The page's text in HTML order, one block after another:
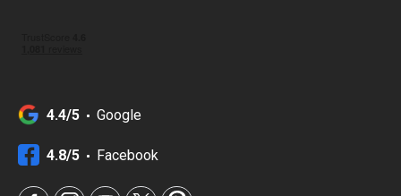
4.4/5 Google
4.8/5 Facebook